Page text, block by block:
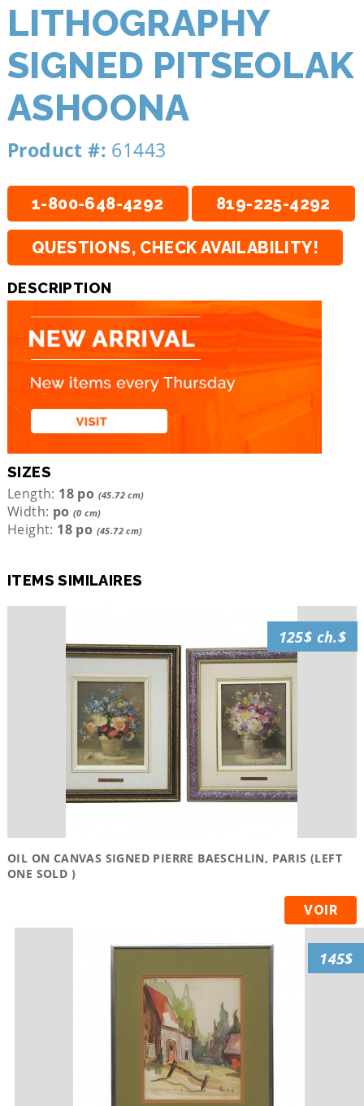
LITHOGRAPHY
SIGNED PITSEOLAK
ASHOONA
Product #: 61443
1-800-648-4292 819-225-4292
QUESTIONS, CHECK AVAILABILITY!
DESCRIPTION
SIZES
Length: 18 po (45.72 cm)
Width: po (0 cm)
Height: 18 po (45.72 cm)
ITEMS SIMILAIRES
OIL ON CANVAS SIGNED PIERRE BAESCHLIN, PARIS (LEFT
ONE SOLD )
VOIR
125$ ch.$
145$